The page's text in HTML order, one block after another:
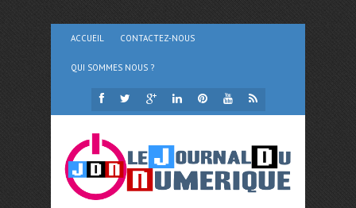
ACCUEIL CONTACTEZ-NOUS
QUI SOMMES NOUS ?